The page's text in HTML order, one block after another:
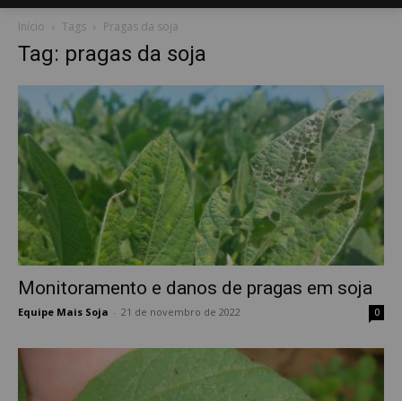
Início Tags Pragas da soja
Tag: pragas da soja
Monitoramento e danos de pragas em soja
Equipe Mais Soja 21 de novembro de 2022 0